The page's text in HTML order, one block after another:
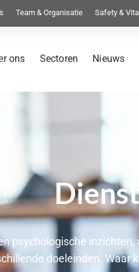
Team & Organisatie Safety &
ons Sectoren Nieuws
psychologische
doeleinden. Waar